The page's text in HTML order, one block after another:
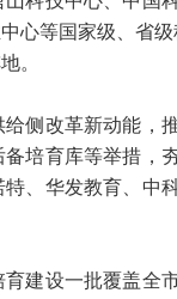
心等国家级、省
。
改革新动能，
培育库等举措，
、华发教育、中
设一批覆盖全